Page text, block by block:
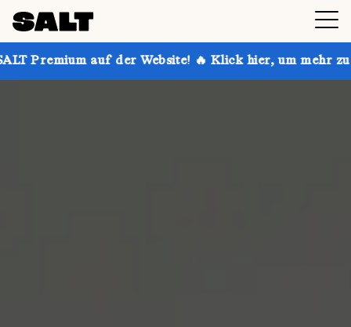
der Website! 🔥 Klick hier, um mehr zu erfahren